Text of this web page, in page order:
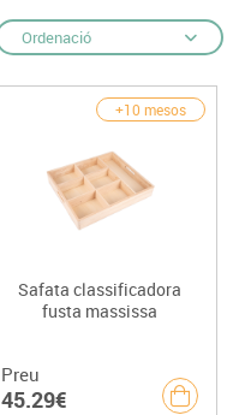
Ordenació
+10 mesos
Safata classificadora
fusta massissa
Preu
45.29€